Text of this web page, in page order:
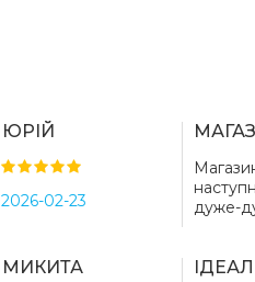
для переключения между
переключаются единицы
и PSI (фунт-сила на
режима, обозначенных
Прибор непрерывно может
ЮРІЙ
2026-02-23
дуже-
МИКИТА